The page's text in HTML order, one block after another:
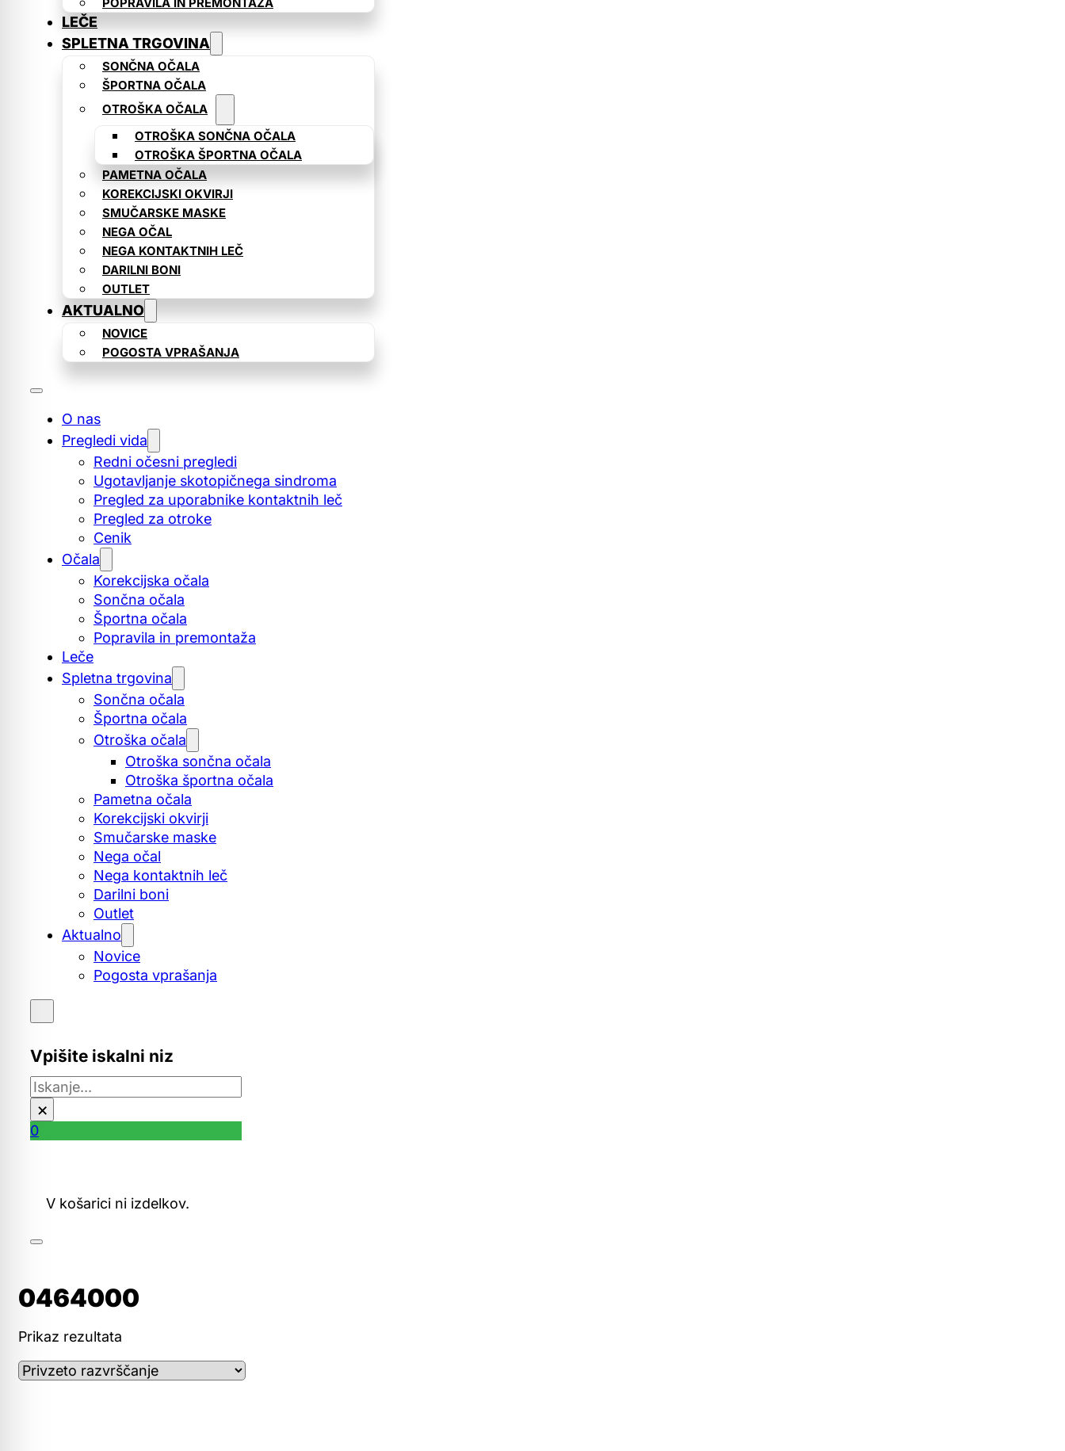
POPRAVILA IN PREMONTAŽA
LEČE
SPLETNA TRGOVINA
SONČNA OČALA
ŠPORTNA OČALA
OTROŠKA OČALA
OTROŠKA SONČNA OČALA
OTROŠKA ŠPORTNA OČALA
PAMETNA OČALA
KOREKCIJSKI OKVIRJI
SMUČARSKE MASKE
NEGA OČAL
NEGA KONTAKTNIH LEČ
DARILNI BONI
OUTLET
AKTUALNO
NOVICE
POGOSTA VPRAŠANJA
O nas
Pregledi vida
Redni očesni pregledi
Ugotavljanje skotopičnega sindroma
Pregled za uporabnike kontaktnih leč
Pregled za otroke
Cenik
Očala
Korekcijska očala
Sončna očala
Športna očala
Popravila in premontaža
Leče
Spletna trgovina
Sončna očala
Športna očala
Otroška očala
Otroška sončna očala
Otroška športna očala
Pametna očala
Korekcijski okvirji
Smučarske maske
Nega očal
Nega kontaktnih leč
Darilni boni
Outlet
Aktualno
Novice
Pogosta vprašanja
Vpišite iskalni niz
Išči
×
0
V košarici ni izdelkov.
0464000
Prikaz rezultata